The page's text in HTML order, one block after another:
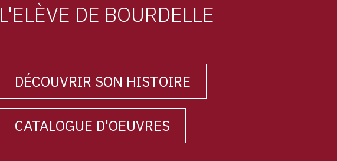
L'ELÈVE DE BOURDELLE
DÉCOUVRIR SON HISTOIRE
CATALOGUE D'OEUVRES